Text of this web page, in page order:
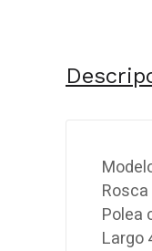
Polea
Largo